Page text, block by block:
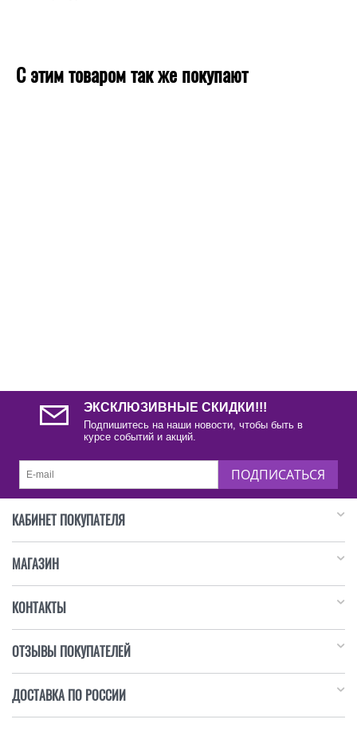
С этим товаром так же покупают
ЭКСКЛЮЗИВНЫЕ СКИДКИ!!!
Подпишитесь на наши новости, чтобы быть в
курсе событий и акций.
ПОДПИСАТЬСЯ
КАБИНЕТ ПОКУПАТЕЛЯ
МАГАЗИН
КОНТАКТЫ
ОТЗЫВЫ ПОКУПАТЕЛЕЙ
ДОСТАВКА ПО РОССИИ